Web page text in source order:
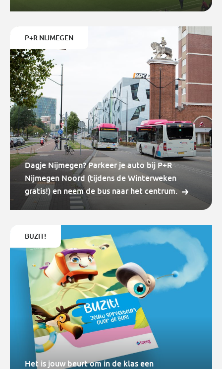
P+R NIJMEGEN
Dagje Nijmegen? Parkeer je auto bij P+R
Nijmegen Noord (tijdens de Winterweken
gratis!) en neem de bus naar het centrum.
BUZIT!
Het is jouw beurt om in de klas een